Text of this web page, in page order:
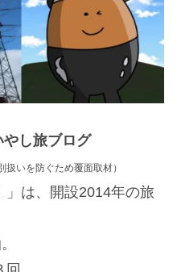
し旅ブログ
扱いを防ぐため覆面取材）
」は、開設2014年の旅